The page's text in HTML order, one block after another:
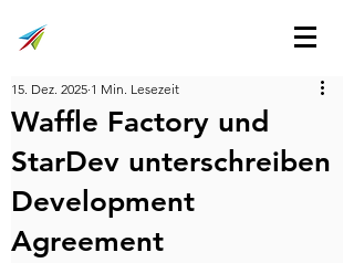
Waffle Factory und
StarDev unterschreiben
Development
Agreement
15. Dez. 2025 1 Min. Lesezeit